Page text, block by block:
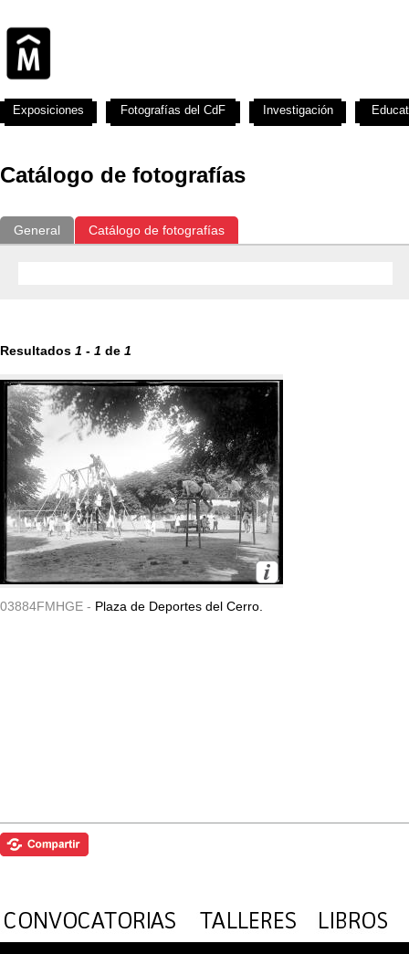
Catálogo de fotografías
General Catálogo de fotografías
Resultados 1 - 1 de 1
03884FMHGE - Plaza de Deportes del Cerro.
Exposiciones Fotografías del CdF Investigación